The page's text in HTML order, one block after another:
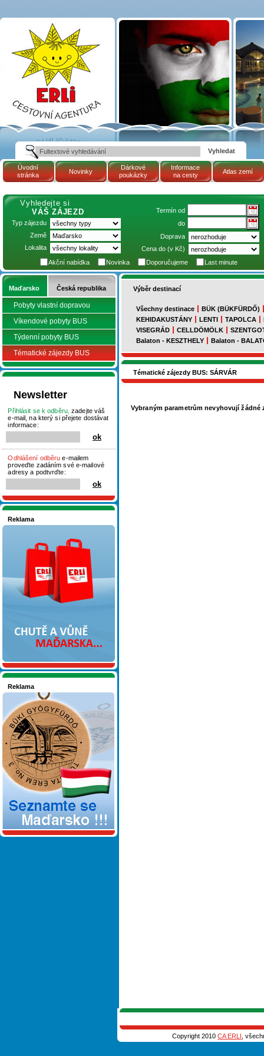
Tématické zájezdy
BUS: SÁRVÁR |
Maďarsko | Cestovní
kancelář ERLI zájezdy
Maďarsko, dovolená v
Maďarsku, pobyty,
termály
Úvodní
stránka
Novinky
Dárkové
poukázky
Informace
na cesty
Atlas zemí
Vyhledejte si
VÁŠ ZÁJEZD
Typ zájezdu
Země
Lokalita
Termín od
do
Doprava
Cena do (v Kč)
Akční nabídka
Novinka Doporučujeme Last minute
Maďarsko Česká republika
Pobyty vlastní dopravou
Víkendové pobyty BUS
Týdenní pobyty BUS
Tématické zájezdy BUS
Newsletter
Přihlásit se k odběru, zadejte váš
e-mail, na který si přejete dostávat
informace:
Odhlášení odběru e-mailem
proveďte zadáním své e-mailové
adresy a podtvrďte:
Reklama
Reklama
Seznamete se - Maďarsko
Výběr destinací
Všechny destinace
BÜK (BÜKFÜRDŐ)
KEHIDAKUSTÁNY
LENTI TAPOLCA
VISEGRÁD
CELLDÖMÖLK
Balaton - KESZTHELY
Balaton -
Tématické zájezdy BUS: SÁRVÁR
Vybraným parametrům nevyhovují žádné
Copyright 2010CA ERLI ,